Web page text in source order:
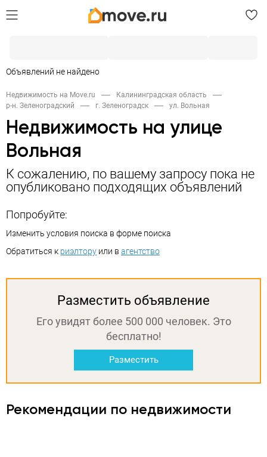
Объявлений не найдено
Недвижимость на Move.ru
Калининградская область
р-н. Зеленоградский
г. Зеленоградск ул. Вольная
Недвижимость на улице
Вольная
К сожалению, по вашему запросу пока не
опубликовано подходящих объявлений
Попробуйте:
Изменить условия поиска в форме поиска
Обратиться к риэлтору или в агентство
Разместить объявление
Его увидят более 500 000 человек. Это
бесплатно!
Разместить
Рекомендации по недвижимости